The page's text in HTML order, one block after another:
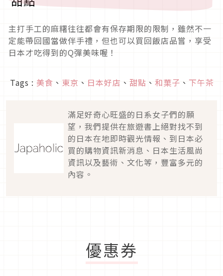
主打手工的麻糬往往都會有保存期限的限制，雖然不一
定能帶回國當做伴手禮，但也可以買回飯店品嘗，享受
日本才吃得到的Q彈美味喔！
Tags : 美食 、 東京 、 日本好店 、 甜點 、 和菓子 、 下午茶
滿足好奇心旺盛的日系女子們的願
望，我們提供在旅遊書上絕對找不到
的日本在地即時觀光情報、到日本必
買的購物資訊新消息、日本生活風尚
資訊以及藝術、文化等，豐富多元的
內容。
優惠券